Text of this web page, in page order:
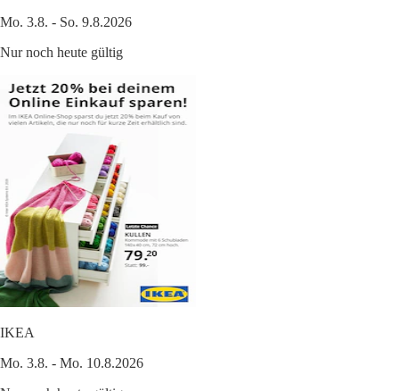
Mo. 3.8. - So. 9.8.2026
Nur noch heute gültig
IKEA
Mo. 3.8. - Mo. 10.8.2026